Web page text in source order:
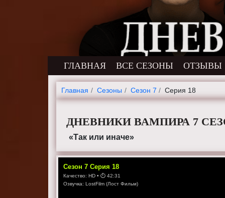
ГЛАВНАЯ ВСЕ СЕЗОНЫ ОТЗЫВЫ
Главная Cезоны Сезон 7 Серия 18
ДНЕВНИКИ ВАМПИРА 7
«Так или иначе»
Сезон7 Серия18
Качество:HD • ⏱42:31
Озвучка:LostFilm (Лост Фильм)